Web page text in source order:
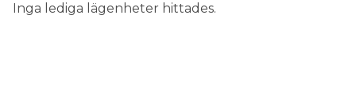
Inga lediga lägenheter hittades.